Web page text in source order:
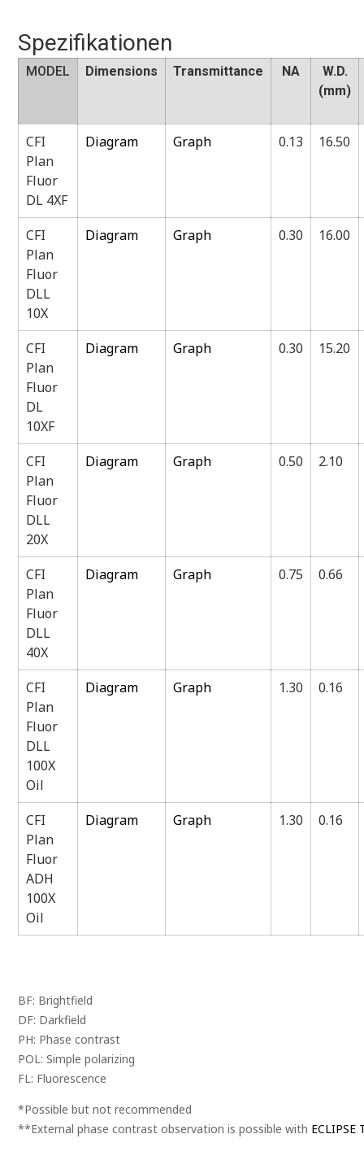
Spezifikationen
MODEL Dimensions Transmittance NA
W.D.
(mm)
CFI
Plan
Fluor
DL 4XF
Diagram Graph 0.13 16.50
CFI
Plan
Fluor
DLL
10X
Diagram Graph 0.30 16.00
CFI
Plan
Fluor
DL
10XF
Diagram Graph 0.30 15.20
CFI
Plan
Fluor
DLL
20X
Diagram Graph 0.50 2.10
CFI
Plan
Fluor
DLL
40X
Diagram Graph 0.75 0.66
CFI
Plan
Fluor
DLL
100X
Oil
Diagram Graph 1.30 0.16
CFI
Plan
Fluor
ADH
100X
Oil
Diagram Graph 1.30 0.16
BF: Brightfield
DF: Darkfield
PH: Phase contrast
POL: Simple polarizing
FL: Fluorescence
*Possible but not recommended
**External phase contrast observation is possible with ECLIPSE